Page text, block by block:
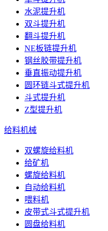
水泥提升机
双斗提升机
翻斗提升机
NE板链提升机
钢丝胶带提升机
垂直振动提升机
圆环链斗式提升机
斗式提升机
Z型提升机
给料机械
双螺旋给料机
给矿机
螺旋给料机
自动给料机
喂料机
皮带式斗式提升机
圆盘给料机